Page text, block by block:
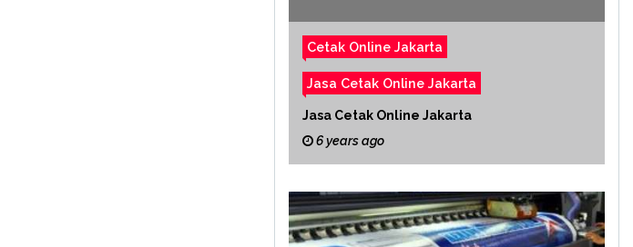
Cetak Online Jakarta
Jasa Cetak Online Jakarta
Jasa Cetak Online Jakarta
6 years ago